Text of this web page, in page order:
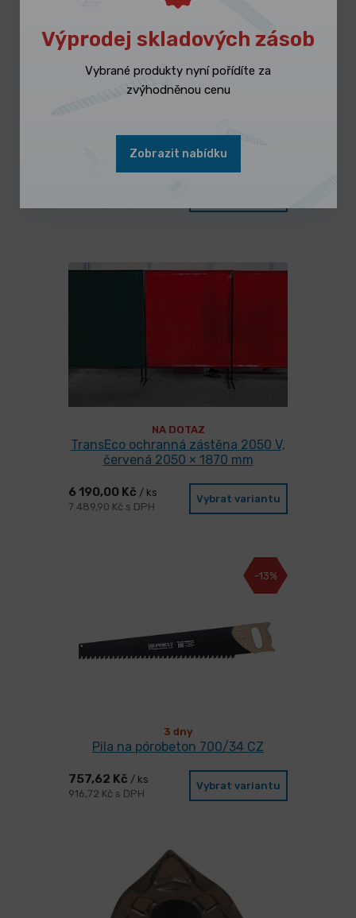
270 (IE3)
NA DOTAZ
TransEco ochranná zástěna 2050 V,
červená 2050 × 1870 mm
6 190,00 Kč / ks
7 489,90 Kč s DPH
Vybrat variantu
-13%
3 dny
Pila na pórobeton 700/34 CZ
757,62 Kč / ks
916,72 Kč s DPH
Vybrat variantu
Výprodej skladových zásob
Vybrané produkty nyní pořídíte za
zvýhodněnou cenu
Zobrazit nabídku